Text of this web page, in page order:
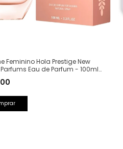
Feminino Hola Prestige New
Eau de Parfum - 100ml